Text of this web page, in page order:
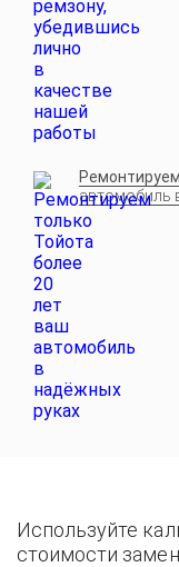
автомобиль
Используйте
стоимости